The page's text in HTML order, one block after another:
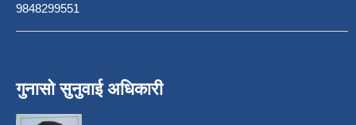
9848299551
गुनासो सुनुवाई अधिकारी